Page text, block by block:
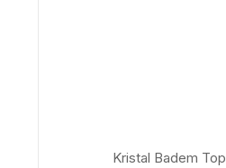
Kristal Badem Top